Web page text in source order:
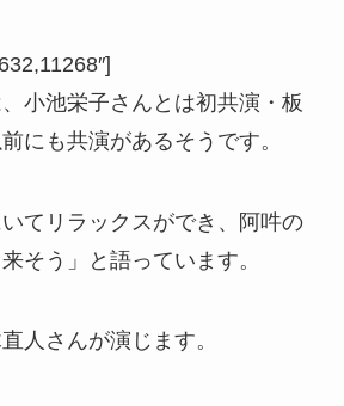
小池栄子さんとは初共演・板
にも共演があるそうです。
いてリラックスができ、阿吽の
そう」と語っています。
人さんが演じます。